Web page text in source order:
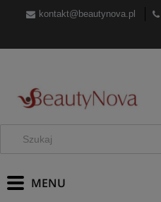
kontakt@beautynova.pl